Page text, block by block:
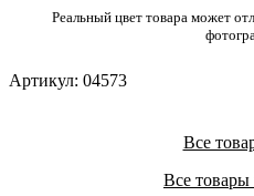
Реальный цвет товара может
Артикул: 04573
Все
Все товары